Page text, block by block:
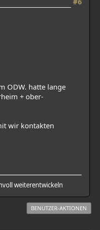
ODW. hatte lange
+ ober-
wir kontakten
weiterentwickeln
BENUTZER-AKTIONEN